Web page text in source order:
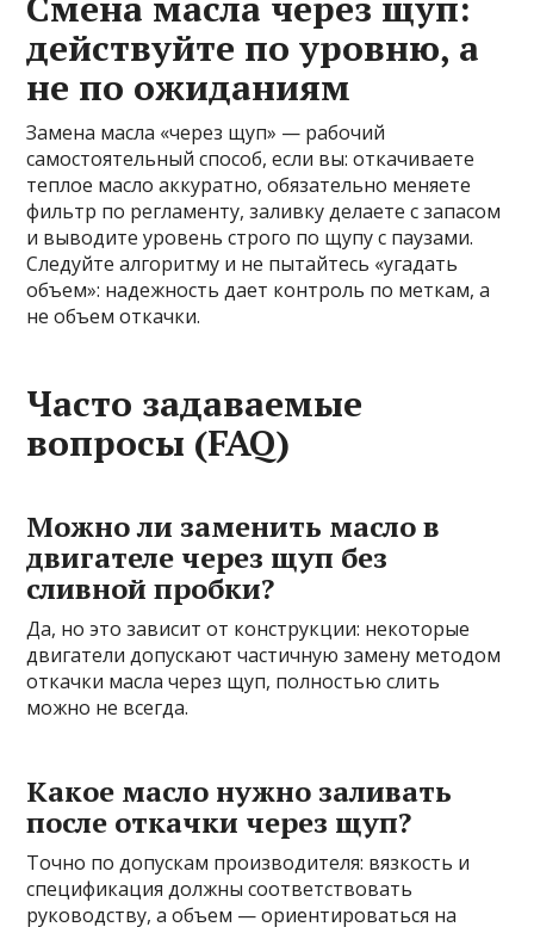
действуйте по уровню, а
не по ожиданиям
Замена масла «через щуп» — рабочий
самостоятельный способ, если вы: откачиваете
теплое масло аккуратно, обязательно меняете
фильтр по регламенту, заливку делаете с запасом
и выводите уровень строго по щупу с паузами.
Следуйте алгоритму и не пытайтесь «угадать
объем»: надежность дает контроль по меткам, а
не объем откачки.
Часто задаваемые
вопросы (FAQ)
Можно ли заменить масло в
двигателе через щуп без
сливной пробки?
Да, но это зависит от конструкции: некоторые
двигатели допускают частичную замену методом
откачки масла через щуп, полностью слить
можно не всегда.
Какое масло нужно заливать
после откачки через щуп?
Точно по допускам производителя: вязкость и
спецификация должны соответствовать
руководству, а объем — ориентироваться на